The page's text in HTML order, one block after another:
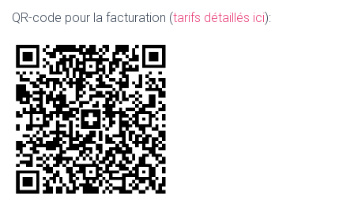
QR-code pour la facturation (tarifs détaillés ici):